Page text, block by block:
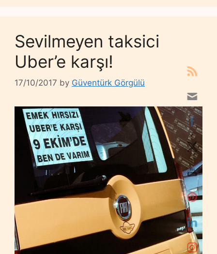
Sevilmeyen taksici
Uber’e karşı!
17/10/2017 by Güventürk Görgülü